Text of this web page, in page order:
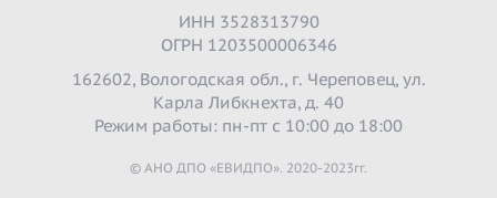
ИНН 3528313790
ОГРН 1203500006346
162602, Вологодская обл., г. Череповец, ул.
Карла Либкнехта, д. 40
Режим работы: пн-пт с 10:00 до 18:00
© АНО ДПО «ЕВИДПО». 2020-2023гг.